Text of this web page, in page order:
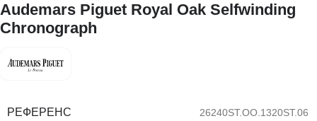
Audemars Piguet Royal Oak Selfwinding
Chronograph
РЕФЕРЕНС 26240ST.OO.1320ST.06